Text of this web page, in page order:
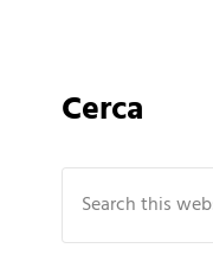
Sidebar
Cerca
Search this website